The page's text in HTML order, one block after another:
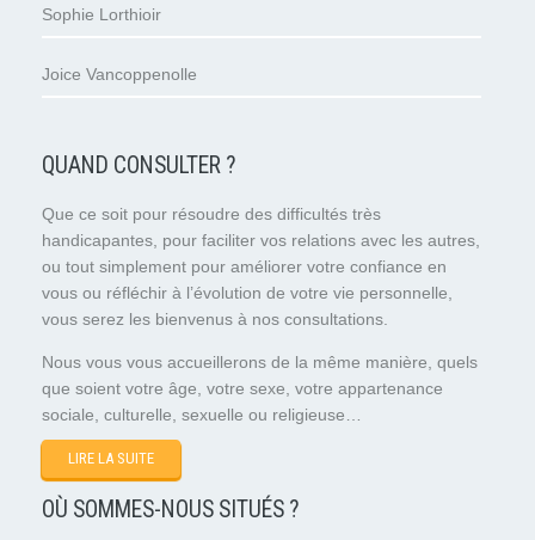
Sophie Lorthioir
Joice Vancoppenolle
QUAND CONSULTER ?
Que ce soit pour résoudre des difficultés très
handicapantes, pour faciliter vos relations avec les autres,
ou tout simplement pour améliorer votre confiance en
vous ou réfléchir à l’évolution de votre vie personnelle,
vous serez les bienvenus à nos consultations.
Nous vous vous accueillerons de la même manière, quels
que soient votre âge, votre sexe, votre appartenance
sociale, culturelle, sexuelle ou religieuse…
LIRE LA SUITE
OÙ SOMMES-NOUS SITUÉS ?